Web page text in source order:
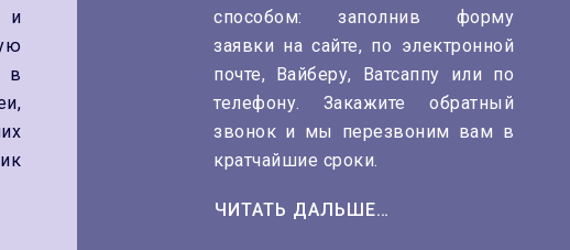
и
в
способом: заполнив форму
заявки на сайте, по электронной
почте, Вайберу, Ватсаппу или по
телефону. Закажите обратный
звонок и мы перезвоним вам в
кратчайшие сроки.
ЧИТАТЬ ДАЛЬШЕ…